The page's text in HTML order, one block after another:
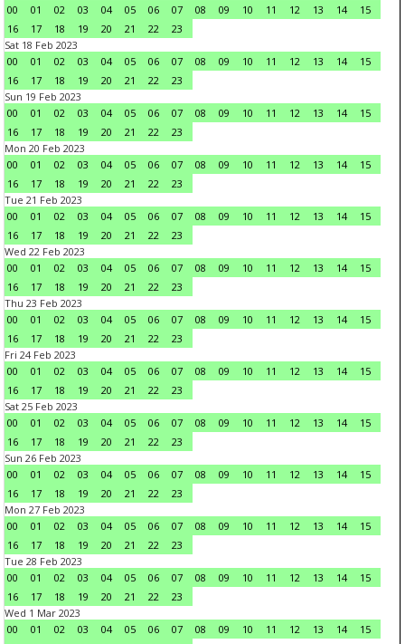
00
01 02 03 04 05 06 07 08 09 10 11 12 13 14
15
16
17 18 19 20 21 22
23
Sat 18 Feb 2023
00
01 02 03 04 05 06 07 08 09 10 11 12 13 14
15
16
17 18 19 20 21 22
23
Sun 19 Feb 2023
00
01 02 03 04 05 06 07 08 09 10 11 12 13 14
15
16
17 18 19 20 21 22
23
Mon 20 Feb 2023
00
01 02 03 04 05 06 07 08 09 10 11 12 13 14
15
16
17 18 19 20 21 22
23
Tue 21 Feb 2023
00
01 02 03 04 05 06 07 08 09 10 11 12 13 14
15
16
17 18 19 20 21 22
23
Wed 22 Feb 2023
00
01 02 03 04 05 06 07 08 09 10 11 12 13 14
15
16
17 18 19 20 21 22
23
Thu 23 Feb 2023
00
01 02 03 04 05 06 07 08 09 10 11 12 13 14
15
16
17 18 19 20 21 22
23
Fri 24 Feb 2023
00
01 02 03 04 05 06 07 08 09 10 11 12 13 14
15
16
17 18 19 20 21 22
23
Sat 25 Feb 2023
00
01 02 03 04 05 06 07 08 09 10 11 12 13 14
15
16
17 18 19 20 21 22
23
Sun 26 Feb 2023
00
01 02 03 04 05 06 07 08 09 10 11 12 13 14
15
16
17 18 19 20 21 22
23
Mon 27 Feb 2023
00
01 02 03 04 05 06 07 08 09 10 11 12 13 14
15
16
17 18 19 20 21 22
23
Tue 28 Feb 2023
00
01 02 03 04 05 06 07 08 09 10 11 12 13 14
15
16
17 18 19 20 21 22
23
Wed 1 Mar 2023
00
01 02 03 04 05 06 07 08 09 10 11 12 13 14
15